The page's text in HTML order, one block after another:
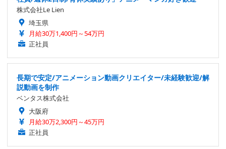
株式会社Le Lien
埼玉県
月給30万1,400円～54万円
正社員
長期で安定/アニメーション動画クリエイター/未経験歓迎/解
説動画を制作
ベンタス株式会社
大阪府
月給30万2,300円～45万円
正社員